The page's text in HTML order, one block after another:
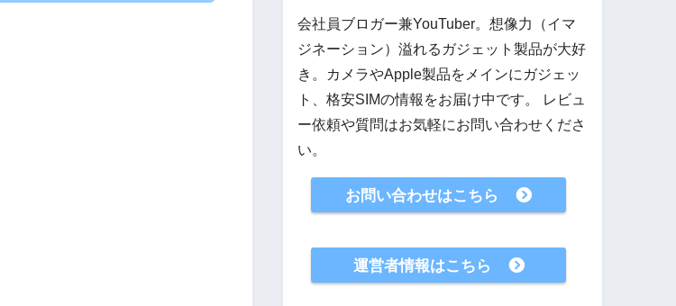
会社員ブロガー兼YouTuber。想像力（イマ
ジネーション）溢れるガジェット製品が大好
き。カメラやApple製品をメインにガジェッ
ト、格安SIMの情報をお届け中です。 レビュ
ー依頼や質問はお気軽にお問い合わせくださ
い。
お問い合わせはこちら
運営者情報はこちら